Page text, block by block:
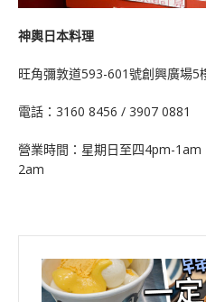
神輿日本料理
旺角彌敦道593-601號創興廣場5
電話：3160 8456 / 3907 0881
營業時間：星期日至四4pm-
2am